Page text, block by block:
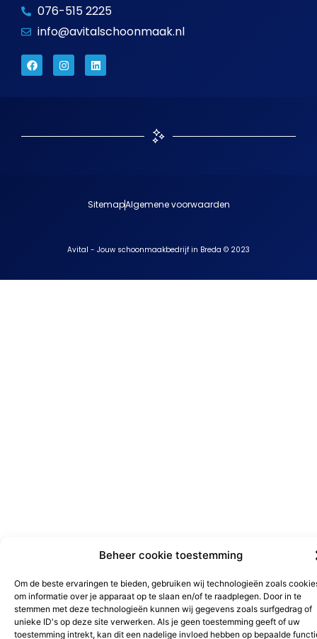
Beheer cookie toestemming
Om de beste ervaringen te bieden, gebruiken wij technologieën zoals
om informatie over je apparaat op te slaan en/of te raadplegen. Door in te
stemmen met deze technologieën kunnen wij gegevens zoals surfgedrag of
unieke ID's op deze site verwerken. Als je geen toestemming geeft of uw
toestemming intrekt, kan dit een nadelige invloed hebben op bepaalde
076-515 2225
info@avitalschoonmaak.nl
SitemapAlgemene voorwaarden
Avital - Jouw schoonmaakbedrijf in Breda © 2023